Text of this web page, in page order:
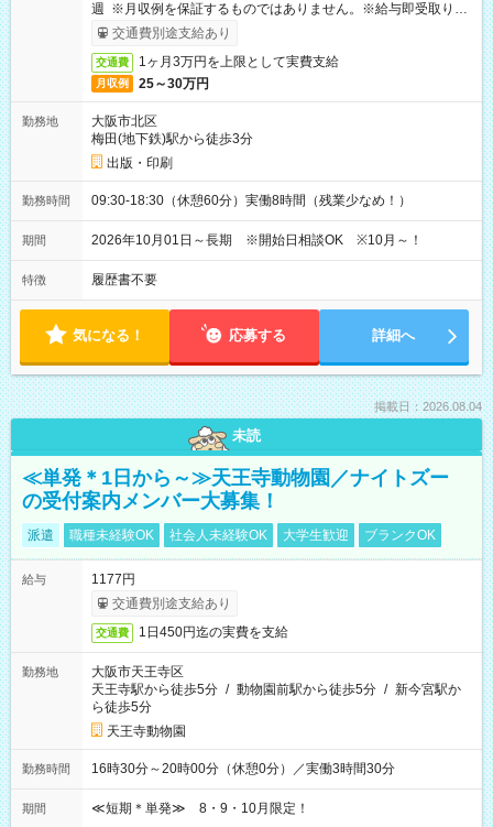
週 ※月収例を保証するものではありません。※給与即受取りサ
ービス利用可（利用条件有）
交通費別途支給あり
交通費 1ヶ月3万円を上限として実費支給
月収例 25～30万円
勤務地
大阪市北区
梅田(地下鉄)駅から徒歩3分
出版・印刷
勤務時間 09:30-18:30（休憩60分）実働8時間（残業少なめ！）
期間 2026年10月01日～長期 ※開始日相談OK ※10月～！
特徴 履歴書不要
気になる！ 応募する 詳細へ
掲載日：2026.08.04
未読
≪単発＊1日から～≫天王寺動物園／ナイトズー
の受付案内メンバー大募集！
派遣 職種未経験OK 社会人未経験OK 大学生歓迎 ブランクOK
給与
1177円
交通費別途支給あり
交通費 1日450円迄の実費を支給
勤務地
大阪市天王寺区
天王寺駅から徒歩5分 / 動物園前駅から徒歩5分 / 新今宮駅か
ら徒歩5分
天王寺動物園
勤務時間 16時30分～20時00分（休憩0分）／実働3時間30分
期間 ≪短期＊単発≫ 8・9・10月限定！